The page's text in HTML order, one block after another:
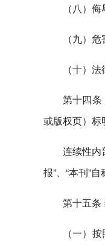
（八）
（九）
（十）
第十四条
或版权页）标
连续性内
报”、“本刊”自
第十五条
（一）